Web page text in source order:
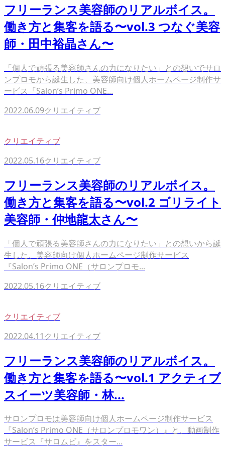
フリーランス美容師のリアルボイス。
働き方と集客を語る〜vol.3 つなぐ美容
師・田中裕晶さん〜
「個人で頑張る美容師さんの力になりたい」との想いでサロ
ンプロモから誕生した、美容師向け個人ホームページ制作サ
ービス『Salon’s Primo ONE...
2022.06.09クリエイティブ
クリエイティブ
2022.05.16クリエイティブ
フリーランス美容師のリアルボイス。
働き方と集客を語る〜vol.2 ゴリライト
美容師・仲地龍太さん〜
「個人で頑張る美容師さんの力になりたい」との想いから誕
生した、美容師向け個人ホームページ制作サービス
『Salon’s Primo ONE（サロンプロモ...
2022.05.16クリエイティブ
クリエイティブ
2022.04.11 クリエイティブ
フリーランス美容師のリアルボイス。
働き方と集客を語る〜vol.1 アクティブ
スイーツ美容師・林...
サロンプロモは美容師向け個人ホームページ制作サービス
『Salon’s Primo ONE（サロンプロモワン）』と、動画制作
サービス『サロムビ』をスター...